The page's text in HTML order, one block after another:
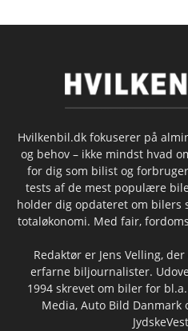
Hvilkenbil.dk fokuserer på
og behov – ikke mindst hvad
for dig som bilist og
tests af de mest populære
holder dig opdateret om bilers
totaløkonomi. Med fair,
Redaktør er Jens Velling,
erfarne biljournalister.
1994 skrevet om biler for
Media, Auto Bild Danmark